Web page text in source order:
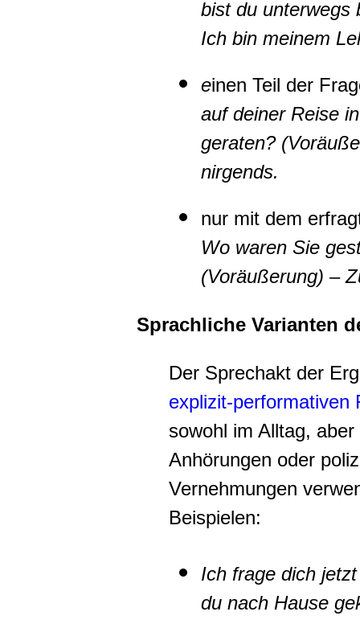
bist du unterwegs
Ich bin meinem
einen Teil der
auf deiner Reise
geraten?
nirgends.
nur mit dem
Wo waren Sie
(Voräußerung) –
Sprachliche Varianten
Der Sprechakt der
explizit-performativen
sowohl im Alltag,
Anhörungen oder
Vernehmungen
Beispielen:
Ich frage dich
du nach Hause